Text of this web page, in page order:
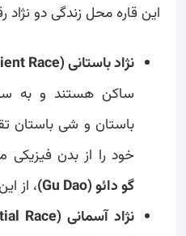
این قاره محل زندگی دو
نژاد باستانی (Ancient Race):
ساکن هستند و به
باستان و شی باستان
خود را از بدن فیزیکی
گو دائو (Gu Dao)
، از
نژاد آسمانی (Celestial Race):